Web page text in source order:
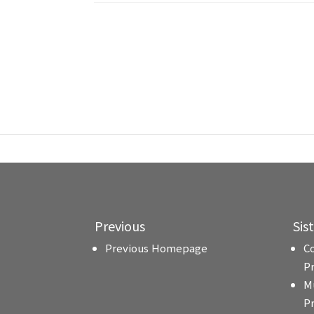
Previous
Previous Homepage